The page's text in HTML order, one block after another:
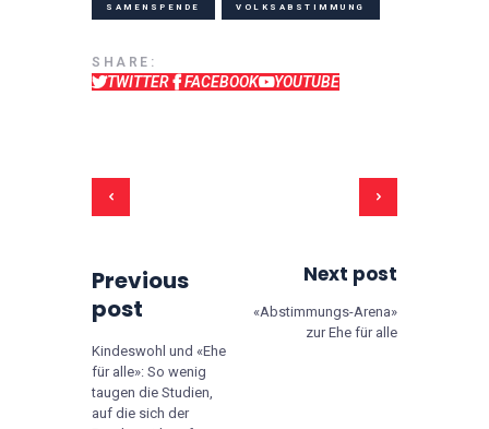
SAMENSPENDE VOLKSABSTIMMUNG
SHARE:
TWITTER FACEBOOK YOUTUBE
Previous
post
Kindeswohl und «Ehe
für alle»: So wenig
taugen die Studien,
auf die sich der
Next post
«Abstimmungs-Arena»
zur Ehe für alle